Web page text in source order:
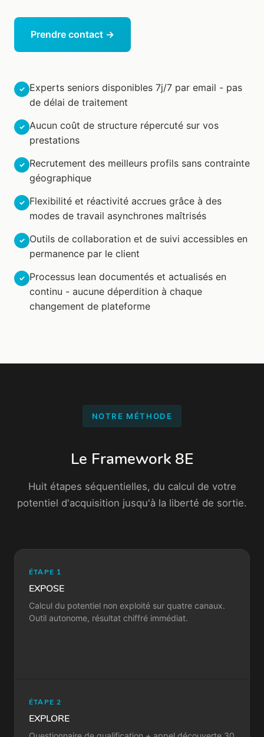
Prendre contact →
Experts seniors disponibles 7j/7 par email - pas
de délai de traitement
Aucun coût de structure répercuté sur vos
prestations
Recrutement des meilleurs profils sans contrainte
géographique
Flexibilité et réactivité accrues grâce à des
modes de travail asynchrones maîtrisés
Outils de collaboration et de suivi accessibles en
permanence par le client
Processus lean documentés et actualisés en
continu - aucune déperdition à chaque
changement de plateforme
NOTRE MÉTHODE
Le Framework 8E
Huit étapes séquentielles, du calcul de votre
potentiel d'acquisition jusqu'à la liberté de sortie.
ÉTAPE 1
EXPOSE
Calcul du potentiel non exploité sur quatre canaux.
Outil autonome, résultat chiffré immédiat.
ÉTAPE 2
EXPLORE